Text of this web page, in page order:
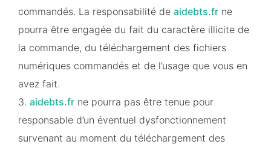
commandés. La responsabilité de aidebts.fr ne
pourra être engagée du fait du caractère illicite de
la commande, du téléchargement des fichiers
numériques commandés et de l’usage que vous en
avez fait.
3. aidebts.fr ne pourra pas être tenue pour
responsable d’un éventuel dysfonctionnement
survenant au moment du téléchargement des